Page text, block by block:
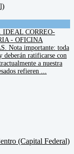
IDEAL CORREO-
- OFICINA
Nota importante: toda
deberán ratificarse con
a nuestra
refieren ...